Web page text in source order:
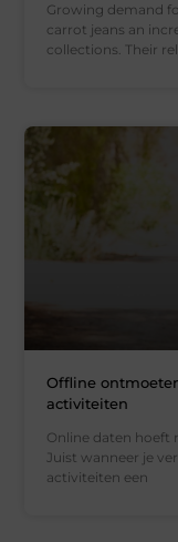
Growing demand
carrot jeans an
collections. Their
Offline
activiteiten
Online daten hoeft
Juist wanneer je
activiteiten een